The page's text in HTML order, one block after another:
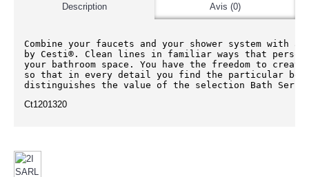
Description Avis (0)
Combine your faucets and your shower system with
by Cesti®. Clean lines in familiar ways that
your bathroom space. You have the freedom to
so that in every detail you find the particular
distinguishes the value of the selection Bath
Ct1201320